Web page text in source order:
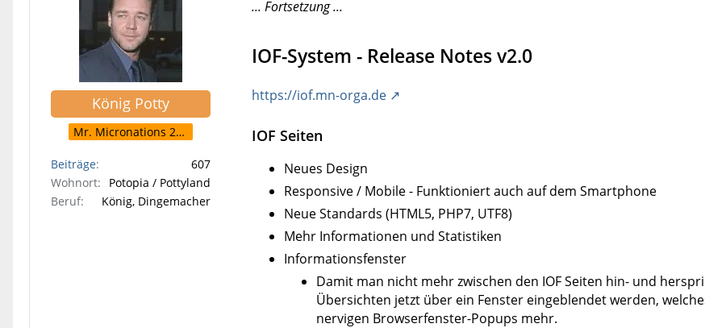
König Potty
Mr. Micronations 2006
Beiträge
607
Wohnort
Potopia / Pottyland
Beruf
König, Dingemacher
... Fortsetzung ...
IOF-System - Release Notes v2.0
https://iof.mn-orga.de
IOF Seiten
Neues Design
Responsive / Mobile - Funktioniert auch auf dem Smartphone
Neue Standards (HTML5, PHP7, UTF8)
Mehr Informationen und Statistiken
Informationsfenster
Damit man nicht mehr zwischen den IOF Seiten hin- und
Übersichten jetzt über ein Fenster eingeblendet werden,
nervigen Browserfenster-Popups mehr.